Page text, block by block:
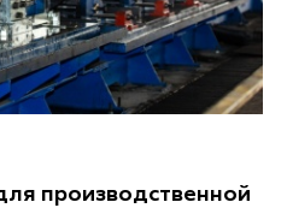
производственной